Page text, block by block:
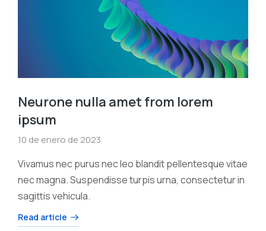
Neurone nulla amet from lorem
ipsum
10 de enero de 2023
Vivamus nec purus nec leo blandit pellentesque vitae
nec magna. Suspendisse turpis urna, consectetur in
sagittis vehicula.
Read article